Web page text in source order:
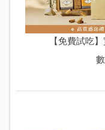
【免費試吃